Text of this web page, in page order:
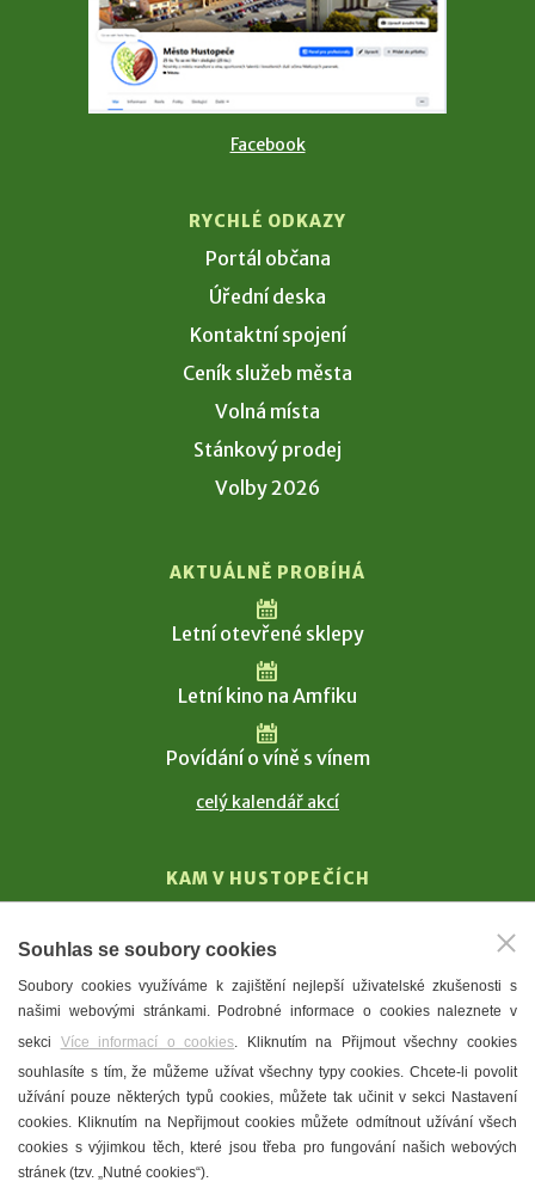
Facebook
RYCHLÉ ODKAZY
Portál občana
Úřední deska
Kontaktní spojení
Ceník služeb města
Volná místa
Stánkový prodej
Volby 2026
AKTUÁLNĚ PROBÍHÁ
Letní otevřené sklepy
Letní kino na Amfiku
Povídání o víně s vínem
celý kalendář akcí
KAM V HUSTOPEČÍCH
T. G. Masaryk
Mandloně
Ubytování
Restaurace
Městské muzeum a galerie
Denní meníčka
Souhlas se soubory cookies
Soubory cookies využíváme k zajištění nejlepší uživatelské zkušenosti s
našimi webovými stránkami. Podrobné informace o cookies naleznete v
sekci Více informací o cookies. Kliknutím na Přijmout všechny cookies
souhlasíte s tím, že můžeme užívat všechny typy cookies. Chcete-li povolit
užívání pouze některých typů cookies, můžete tak učinit v sekci Nastavení
cookies. Kliknutím na Nepřijmout cookies můžete odmítnout užívání všech
cookies s výjimkou těch, které jsou třeba pro fungování našich webových
stránek (tzv. „Nutné cookies“).